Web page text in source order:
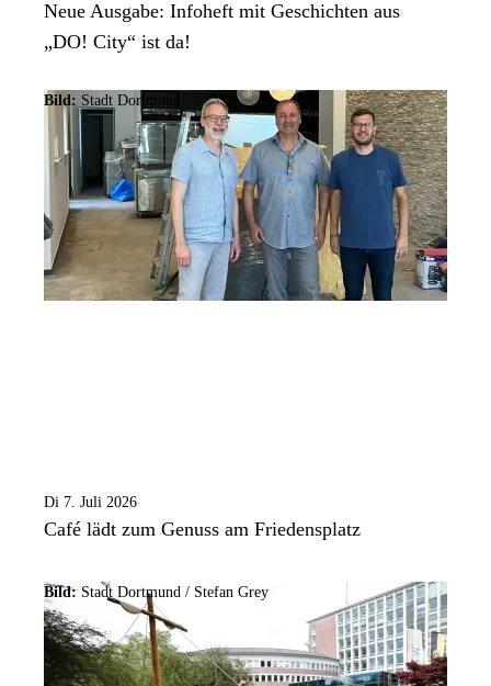
Neue Ausgabe: Infoheft mit Geschichten aus
„DO! City“ ist da!
Bild: Stadt Dortmund
Di 7. Juli 2026
Café lädt zum Genuss am Friedensplatz
Bild:Stadt Dortmund / Stefan Grey